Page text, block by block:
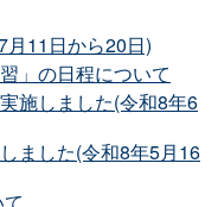
月11日から20日)
」の日程について
施しました(令和8年6
ました(令和8年5月16